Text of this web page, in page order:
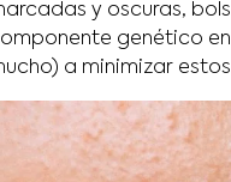
y oscuras,
genético
a minimizar